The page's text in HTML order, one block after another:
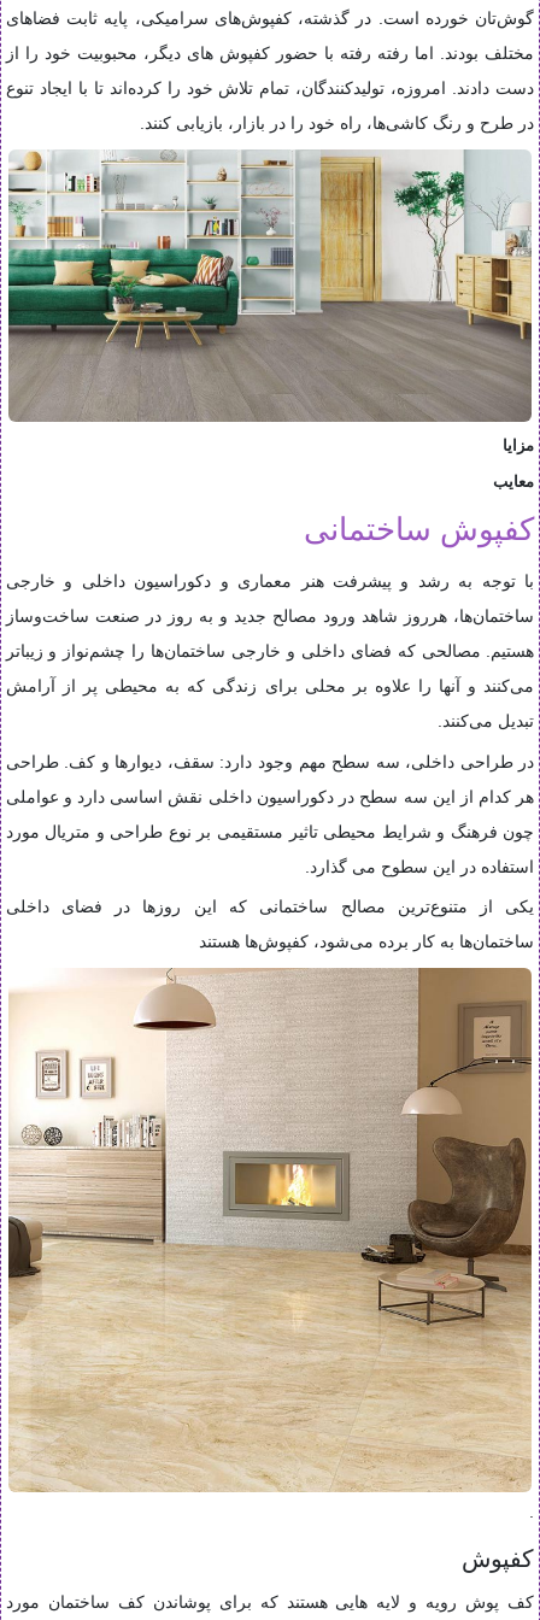
گوش‌تان خورده است. در گذشته، کفپوش‌های سرامیکی، پایه ثابت فضاهای
مختلف بودند. اما رفته رفته با حضور کفپوش‌ های دیگر، محبوبیت خود را از
دست دادند. امروزه، تولیدکنندگان، تمام تلاش خود را کرده‌اند تا با ایجاد تنوع
در طرح و رنگ کاشی‌ها، راه خود را در بازار، بازیابی کنند.
مزایا
معایب
کفپوش ساختمانی
با توجه به رشد و پیشرفت هنر معماری و دکوراسیون داخلی و خارجی
ساختمان‌ها، هرروز شاهد ورود مصالح جدید و به روز در صنعت ساخت‌وساز
هستیم. مصالحی که فضای داخلی و خارجی ساختمان‌ها را چشم‌نواز و زیباتر
می‌کنند و آنها را علاوه بر محلی برای زندگی که به محیطی پر از آرامش
تبدیل می‌کنند
در طراحی داخلی، سه سطح مهم وجود دارد: سقف، دیوارها و کف. طراحی
هر کدام از این سه سطح در دکوراسیون داخلی نقش اساسی دارد و عواملی
چون فرهنگ و شرایط محیطی تاثیر مستقیمی بر نوع طراحی و متریال مورد
استفاده در این سطوح می گذارد
یکی از متنوع‌ترین مصالح ساختمانی که این روزها در فضای داخلی
ساختمان‌ها به کار برده می‌شود، کفپوش‌ها هستند
کفپوش
کف پوش رویه و لایه هایی هستند که برای پوشاندن کف ساختمان مورد